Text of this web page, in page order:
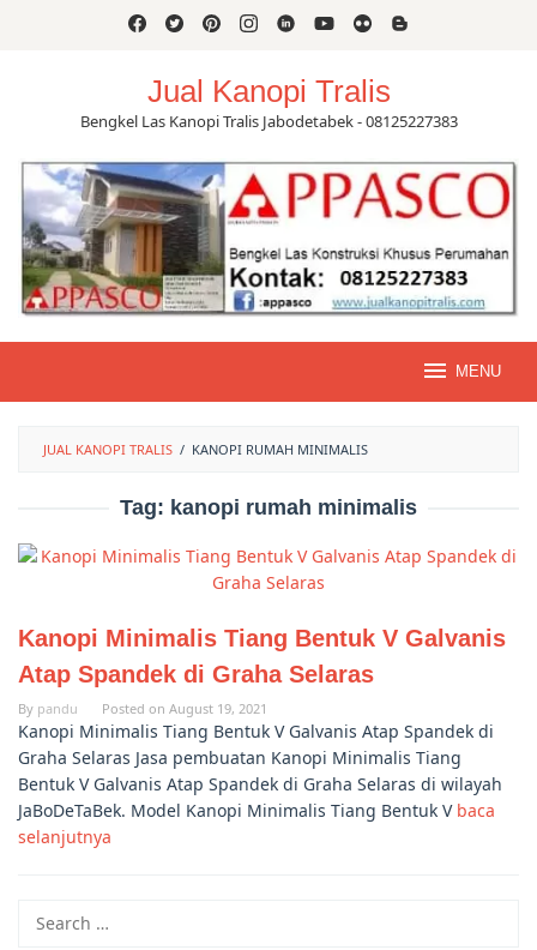
Jual Kanopi Tralis
Bengkel Las Kanopi Tralis Jabodetabek - 08125227383
MENU
JUAL KANOPI TRALIS / KANOPI RUMAH MINIMALIS
Tag: kanopi rumah minimalis
Kanopi Minimalis Tiang Bentuk V Galvanis
Atap Spandek di Graha Selaras
By pandu Posted on August 19, 2021
Kanopi Minimalis Tiang Bentuk V Galvanis Atap Spandek di
Graha Selaras Jasa pembuatan Kanopi Minimalis Tiang
Bentuk V Galvanis Atap Spandek di Graha Selaras di wilayah
JaBoDeTaBek. Model Kanopi Minimalis Tiang Bentuk V baca
selanjutnya
for: